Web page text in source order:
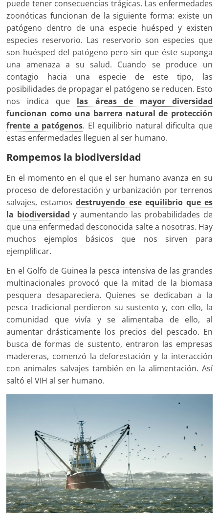
puede tener consecuencias trágicas. Las enfermedades
zoonóticas funcionan de la siguiente forma: existe un
patógeno dentro de una especie huésped y existen
especies reservorio. Las reservorio son especies que
son huésped del patógeno pero sin que éste suponga
una amenaza a su salud. Cuando se produce un
contagio hacia una especie de este tipo, las
posibilidades de propagar el patógeno se reducen. Esto
nos indica que las áreas de mayor diversidad
funcionan como una barrera natural de protección
frente a patógenos. El equilibrio natural dificulta que
estas enfermedades lleguen al ser humano.
Rompemos la biodiversidad
En el momento en el que el ser humano avanza en su
proceso de deforestación y urbanización por terrenos
salvajes, estamosdestruyendo ese equilibrio que es
la biodiversidad y aumentando las probabilidades de
que una enfermedad desconocida salte a nosotras. Hay
muchos ejemplos básicos que nos sirven para
ejemplificar.
En el Golfo de Guinea la pesca intensiva de las grandes
multinacionales provocó que la mitad de la biomasa
pesquera desapareciera. Quienes se dedicaban a la
pesca tradicional perdieron su sustento y, con ello, la
comunidad que vivía y se alimentaba de ello, al
aumentar drásticamente los precios del pescado. En
busca de formas de sustento, entraron las empresas
madereras, comenzó la deforestación y la interacción
con animales salvajes también en la alimentación. Así
saltó el VIH al ser humano.